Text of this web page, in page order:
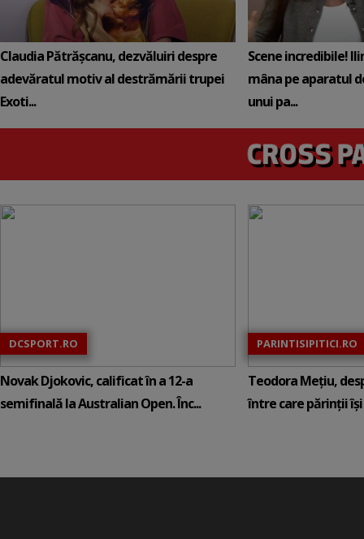
Claudia Pătrășcanu, dezvăluiri despre
adevăratul motiv al destrămării trupei
Exoti...
Scene incredibile!
mâna pe aparatul
unui pa...
DCSPORT.RO
Novak Djokovic, calificat în a 12-a
semifinală la Australian Open. Înc...
PARINTISIPITICI.RO
Teodora Mețiu,
între care părinții își